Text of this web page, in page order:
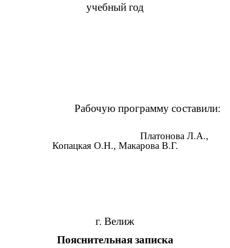
учебный год
Рабочую программу составили:
Платонова Л.А.,
Копацкая О.Н., Макарова В.Г.
г. Велиж
Пояснительная записка